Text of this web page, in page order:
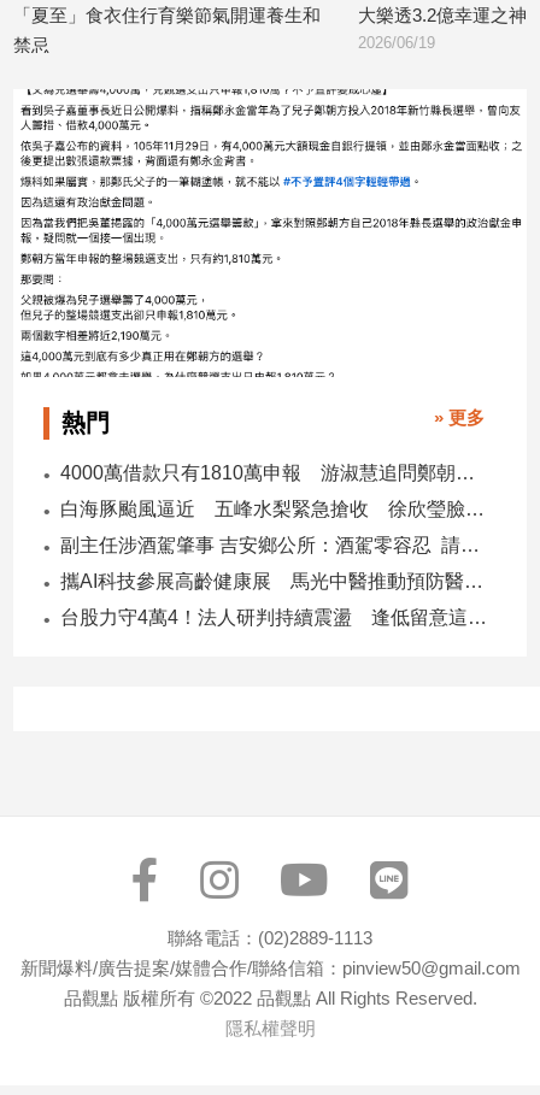
親
子/
情
藝
術
／
文
創
／
電
影
推
薦
遊
物
Pet
體
食衣住行育樂節氣開運養生和 大樂透3.2億幸運之神要找您!
2026/06/19
熱門 » 更多
4000萬借款只有1810萬申報 游淑慧追問鄭朝方：2190萬差額去哪了
白海豚颱風逼近 五峰水梨緊急搶收 徐欣瑩臉書急呼「搶救五峰水梨」
副主任涉酒駕肇事 吉安鄉公所：酒駕零容忍 請辭獲准
攜AI科技參展高齡健康展 馬光中醫推動預防醫學迎接長壽新經濟
台股力守4萬4！法人研判持續震盪 逢低留意這些族群
聯絡電話：(02)2889-1113
新聞爆料/廣告提案/媒體合作/聯絡信箱：pinview50@gmail.com
品觀點 版權所有 ©2022 品觀點 All Rights Reserved.
隱私權聲明